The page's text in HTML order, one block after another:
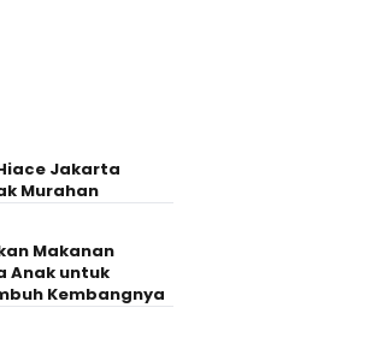
Jakarta
Murahan
Makanan
Anak untuk
Kembangnya